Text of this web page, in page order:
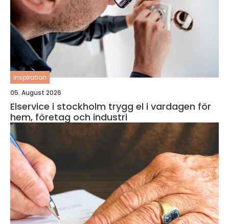
inspiration
05. August 2026
Elservice i stockholm trygg el i vardagen för
hem, företag och industri